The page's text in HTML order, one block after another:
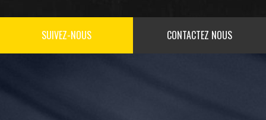
SUIVEZ-NOUS CONTACTEZ NOUS